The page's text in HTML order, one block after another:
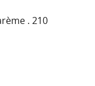
. 210